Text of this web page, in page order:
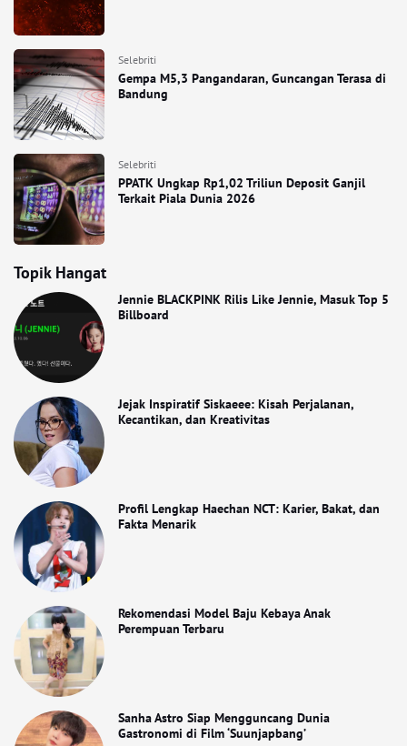
Selebriti
Gempa M5,3 Pangandaran, Guncangan Terasa di
Bandung
Selebriti
PPATK Ungkap Rp1,02 Triliun Deposit Ganjil
Terkait Piala Dunia 2026
Topik Hangat
Jennie BLACKPINK Rilis Like Jennie, Masuk Top 5
Billboard
Jejak Inspiratif Siskaeee: Kisah Perjalanan,
Kecantikan, dan Kreativitas
Profil Lengkap Haechan NCT: Karier, Bakat, dan
Fakta Menarik
Rekomendasi Model Baju Kebaya Anak
Perempuan Terbaru
Sanha Astro Siap Mengguncang Dunia
Gastronomi di Film ‘Suunjapbang’